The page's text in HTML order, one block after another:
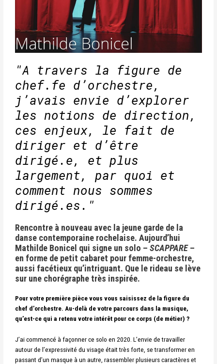
"A travers la figure de
chef.fe d’orchestre,
j’avais envie d’explorer
les notions de direction,
ces enjeux, le fait de
diriger et d’être
dirigé.e, et plus
largement, par quoi et
comment nous sommes
dirigé.es."
Rencontre à nouveau avec la jeune garde de la
danse contemporaine rochelaise. Aujourd’hui
Mathilde Bonicel qui signe un solo –SCAPPARE–
en forme de petit cabaret pour femme-orchestre,
aussi facétieux qu’intriguant. Que le rideau se lève
sur une chorégraphe très inspirée.
Pour votre première pièce vous vous saisissez de la figure du
chef d’orchestre. Au-delà de votre parcours dans la musique,
qu’est-ce qui a retenu votre intérêt pour ce corps (de métier) ?
J’ai commencé à façonner ce solo en 2020. L’envie de travailler
autour de l’expressivité du visage était très forte, se transformer en
passant d’un masque à un autre, rassembler plusieurs caractères et